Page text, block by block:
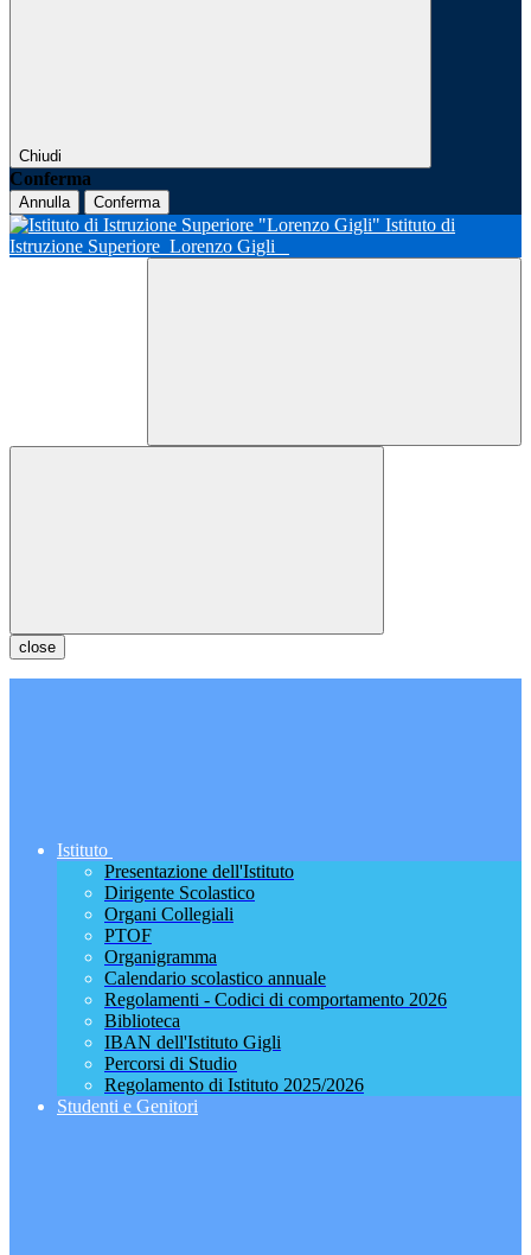
Chiudi
Conferma
Annulla Conferma
Istituto di
Istruzione Superiore Lorenzo Gigli
close
Istituto
Presentazione dell'Istituto
Dirigente Scolastico
Organi Collegiali
PTOF
Organigramma
Calendario scolastico annuale
Regolamenti - Codici di comportamento 2026
Biblioteca
IBAN dell'Istituto Gigli
Percorsi di Studio
Regolamento di Istituto 2025/2026
Studenti e Genitori